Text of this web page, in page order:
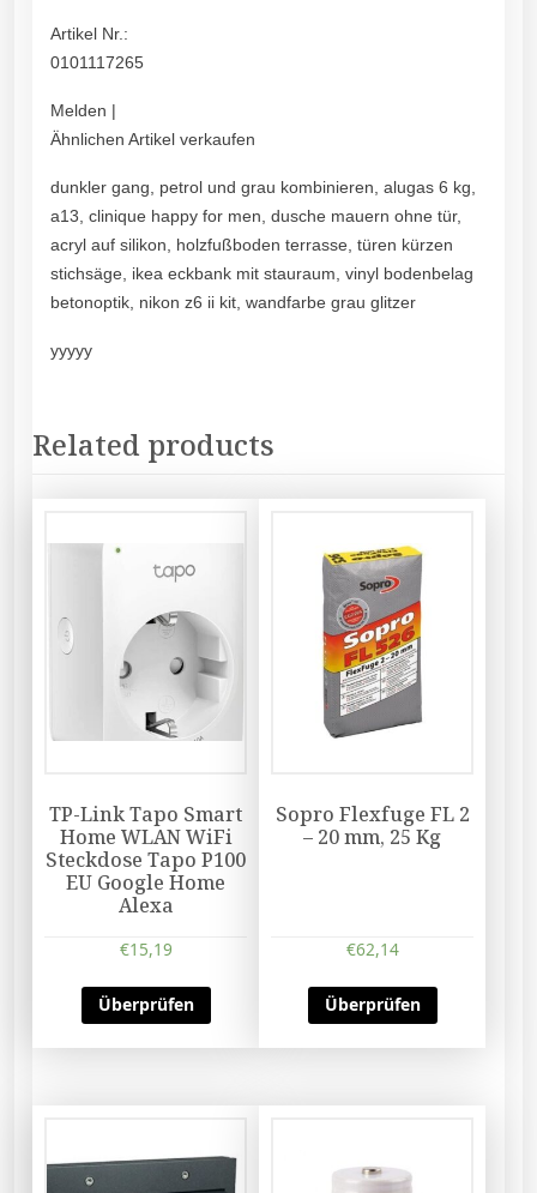
Artikel Nr.:
0101117265
Melden |
Ähnlichen Artikel verkaufen
dunkler gang, petrol und grau kombinieren, alugas 6 kg,
a13, clinique happy for men, dusche mauern ohne tür,
acryl auf silikon, holzfußboden terrasse, türen kürzen
stichsäge, ikea eckbank mit stauraum, vinyl bodenbelag
betonoptik, nikon z6 ii kit, wandfarbe grau glitzer
yyyyy
Related products
TP-Link Tapo Smart
Home WLAN WiFi
Steckdose Tapo P100
EU Google Home
Alexa
€15,19
Überprüfen
Sopro Flexfuge FL 2
– 20 mm, 25 Kg
€62,14
Überprüfen